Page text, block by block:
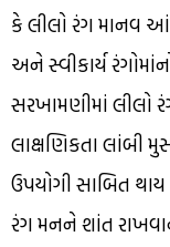
કે લીલો રંગ માનવ
અને સ્વીકાર્ય
સરખામણીમાં
લાક્ષણિકતા લાંબી
ઉપયોગી સાબિત
રંગ મનને શાંત